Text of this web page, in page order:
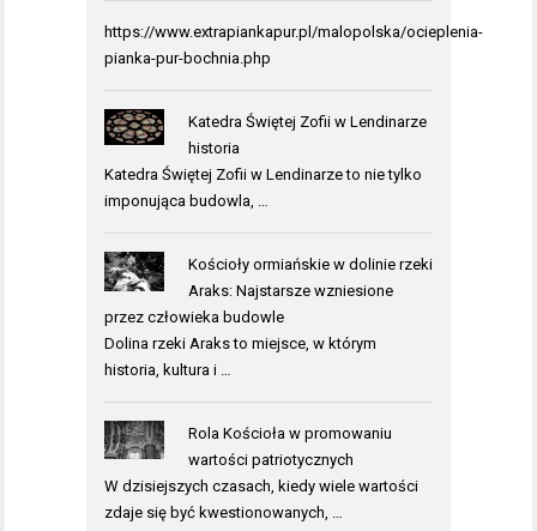
https://www.extrapiankapur.pl/malopolska/ocieplenia-
pianka-pur-bochnia.php
Katedra Świętej Zofii w Lendinarze
historia
Katedra Świętej Zofii w Lendinarze to nie tylko
imponująca budowla, …
Kościoły ormiańskie w dolinie rzeki
Araks: Najstarsze wzniesione
przez człowieka budowle
Dolina rzeki Araks to miejsce, w którym
historia, kultura i …
Rola Kościoła w promowaniu
wartości patriotycznych
W dzisiejszych czasach, kiedy wiele wartości
zdaje się być kwestionowanych, …